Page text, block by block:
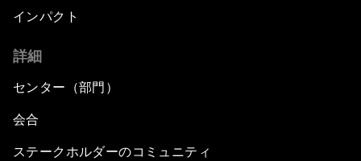
インパクト
詳細
センター（部門）
会合
ステークホルダーのコミュニティ